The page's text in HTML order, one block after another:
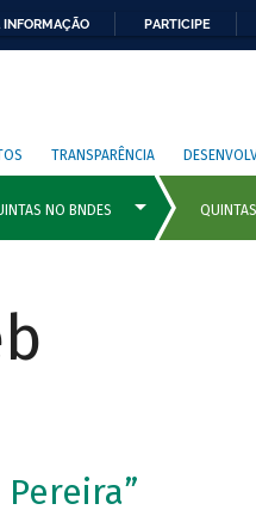
INFORMAÇÃO PARTICIPE
TRANSPARÊNCIA